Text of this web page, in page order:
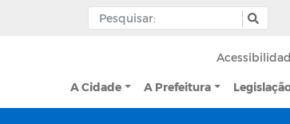
A Cidade A Prefeitura